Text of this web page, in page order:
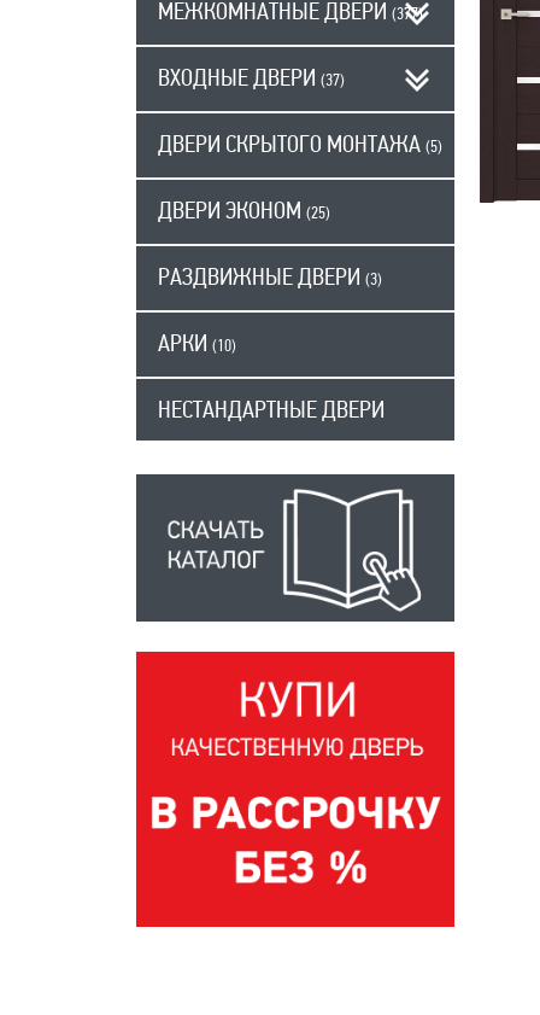
МЕЖКОМНАТНЫЕ ДВЕРИ (377)
ВХОДНЫЕ ДВЕРИ (37)
ДВЕРИ СКРЫТОГО МОНТАЖА (5)
ДВЕРИ ЭКОНОМ (25)
РАЗДВИЖНЫЕ ДВЕРИ (3)
АРКИ (10)
НЕСТАНДАРТНЫЕ ДВЕРИ